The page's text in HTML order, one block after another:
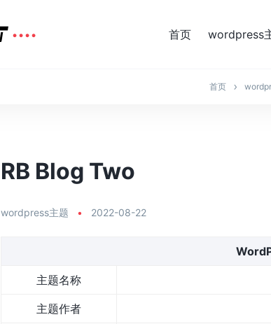
首页 wordpress
首页
RB Blog Two
wordpress主题 • 2022-08-22
主题名称
主题作者